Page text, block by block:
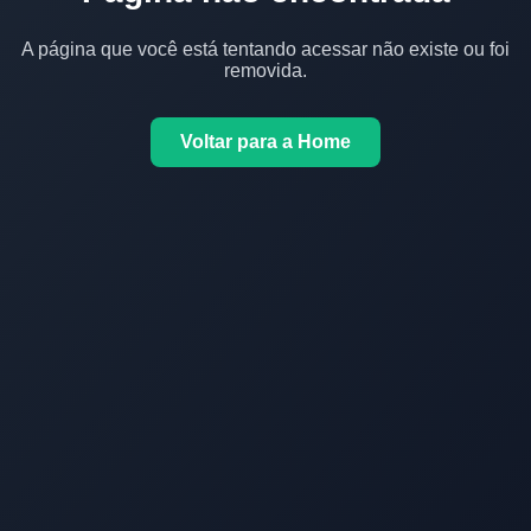
A página que você está tentando acessar não existe ou foi
removida.
Voltar para a Home